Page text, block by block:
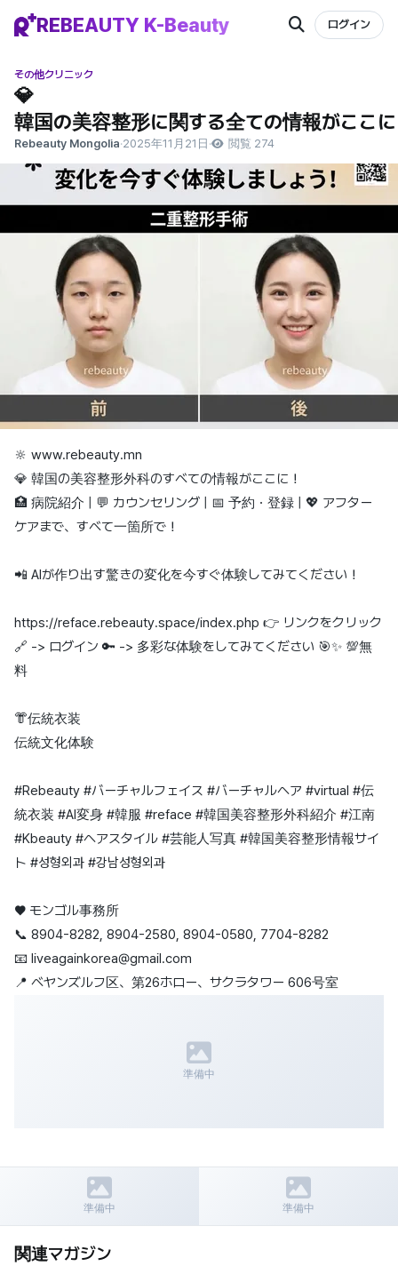
REBEAUTY K-Beauty ログイン
その他クリニック
💎
韓国の美容整形に関する全ての情報がここ
Rebeauty Mongolia·2025年11月21日 · 閲覧 274
🔆 www.rebeauty.mn
💎 韓国の美容整形外科のすべての情報がここに！
🏥 病院紹介 | 💬 カウンセリング | 📅 予約・登録 | 💖 アフター
ケアまで、すべて一箇所で！
📲 AIが作り出す驚きの変化を今すぐ体験してみてください！
https://reface.rebeauty.space/index.php 👉 リンクをクリック
🔗 -> ログイン 🔑 -> 多彩な体験をしてみてください 🎯✨ 💯無
料
👘伝統衣装
伝統文化体験
#Rebeauty #バーチャルフェイス #バーチャルヘア #virtual #伝
統衣装 #AI変身 #韓服 #reface #韓国美容整形外科紹介 #江南
#Kbeauty #ヘアスタイル #芸能人写真 #韓国美容整形情報サイ
ト #성형외과 #강남성형외과
♥️ モンゴル事務所
📞 8904-8282, 8904-2580, 8904-0580, 7704-8282
📧 liveagainkorea@gmail.com
📍 ベヤンズルフ区、第26ホロー、サクラタワー 606号室
準備中
CHAUM病院の紹介
準備中 ヘルス＆ビューティー EXPO 2025
準備中
関連マガジン